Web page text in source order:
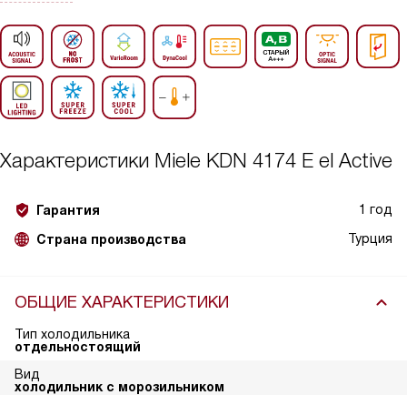
Характеристики Miele KDN 4174 E el Active
Гарантия 1 год
Страна производства Турция
ОБЩИЕ ХАРАКТЕРИСТИКИ
Тип холодильника
отдельностоящий
Вид
холодильник с морозильником